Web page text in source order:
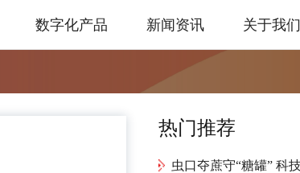
数字化产品 新闻资讯 关于我们
热门推荐